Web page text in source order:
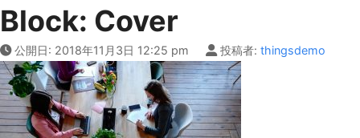
Block: Cover
公開日: 2018年11月3日 12:25 pm 投稿者: thingsdemo